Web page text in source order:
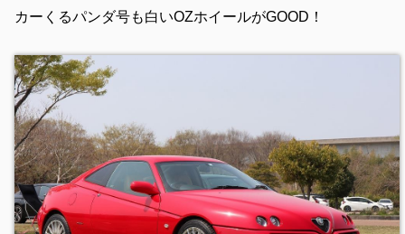
カーくるパンダ号も白いOZホイールがGOOD！